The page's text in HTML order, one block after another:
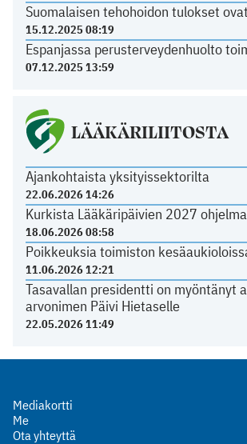
Suomalaisen tehohoidon tulokset
15.12.2025 08:19
Espanjassa perusterveydenhuolto
07.12.2025 13:59
LÄÄKÄRILIITOSTA
Ajankohtaista yksityissektorilta
22.06.2026 14:26
Kurkista Lääkäripäivien 2027
18.06.2026 08:58
Poikkeuksia toimiston
11.06.2026 12:21
Tasavallan presidentti on myöntänyt
arvonimen Päivi Hietaselle
22.05.2026 11:49
Mediakortti
Me
Ota yhteyttä